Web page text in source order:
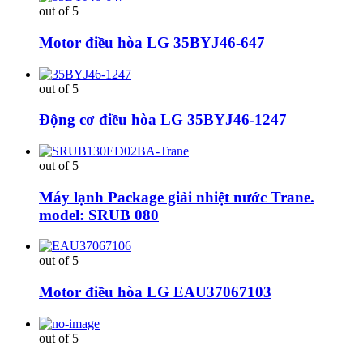
out of 5
Motor điều hòa LG 35BYJ46-647
out of 5
Động cơ điều hòa LG 35BYJ46-1247
out of 5
Máy lạnh Package giải nhiệt nước Trane.
model: SRUB 080
out of 5
Motor điều hòa LG EAU37067103
out of 5